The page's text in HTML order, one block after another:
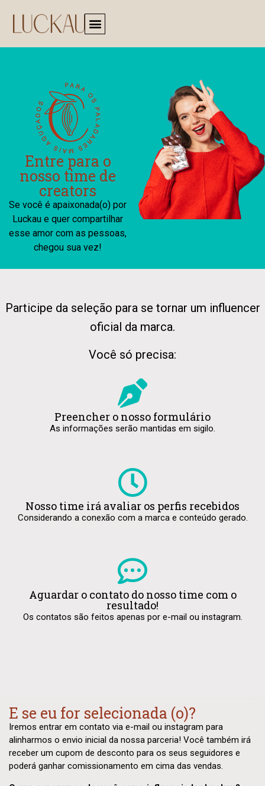
Entre para o
nosso time de
creators
Se você é apaixonada(o) por
Luckau e quer compartilhar
esse amor com as pessoas,
chegou sua vez!
Participe da seleção para se tornar um influencer
oficial da marca.
Você só precisa:
Preencher o nosso formulário
As informações serão mantidas em sigilo.
Nosso time irá avaliar os perfis recebidos
Considerando a conexão com a marca e conteúdo gerado.
Aguardar o contato do nosso time com o
resultado!
Os contatos são feitos apenas por e-mail ou instagram.
E se eu for selecionada (o)?
Iremos entrar em contato via e-mail ou instagram para
alinharmos o envio inicial da nossa parceria! Você também irá
receber um cupom de desconto para os seus seguidores e
poderá ganhar comissionamento em cima das vendas.